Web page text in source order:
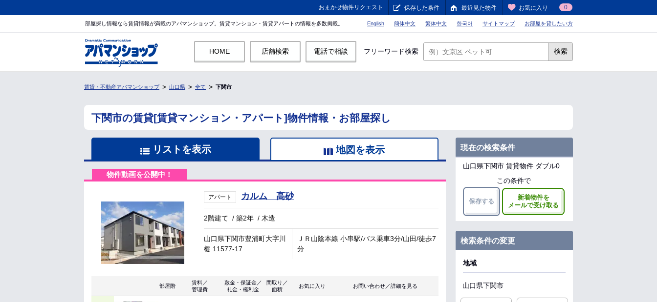
おまかせ物件リクエスト 保存した条件 最近見た物件 お気に入り 0
部屋探し情報なら賃貸情報が満載のアパマンショップ。賃貸マンション・賃貸アパートの情報を多数掲載。 English 簡体中文 繁体中文 한국어 サイトマップ お部屋を貸したい方
HOME 店舗検索 電話で相談 フリーワード検索 検索
賃貸・不動産アパマンショップ 山口県 全て 下関市
下関市の賃貸[賃貸マンション・アパート]物件情報・お部屋探し
リストを表示 地図を表示
物件動画を公開中！
アパート カルム 高砂
2階建て /築2年 / 木造
山口県下関市豊浦町大字川
棚 11577-17
ＪＲ山陰本線 小串駅/バス乗車3分/山田/徒歩7
分
部屋階
賃料／
管理費
敷金・保証金／
礼金・権利金
間取り／
面積
お気に入り お問い合わせ／詳細を見る
現在の検索条件
山口県下関市 賃貸物件 ダブル0
この条件で
保存する
新着物件を
メールで受け取る
検索条件の変更
地域
山口県下関市